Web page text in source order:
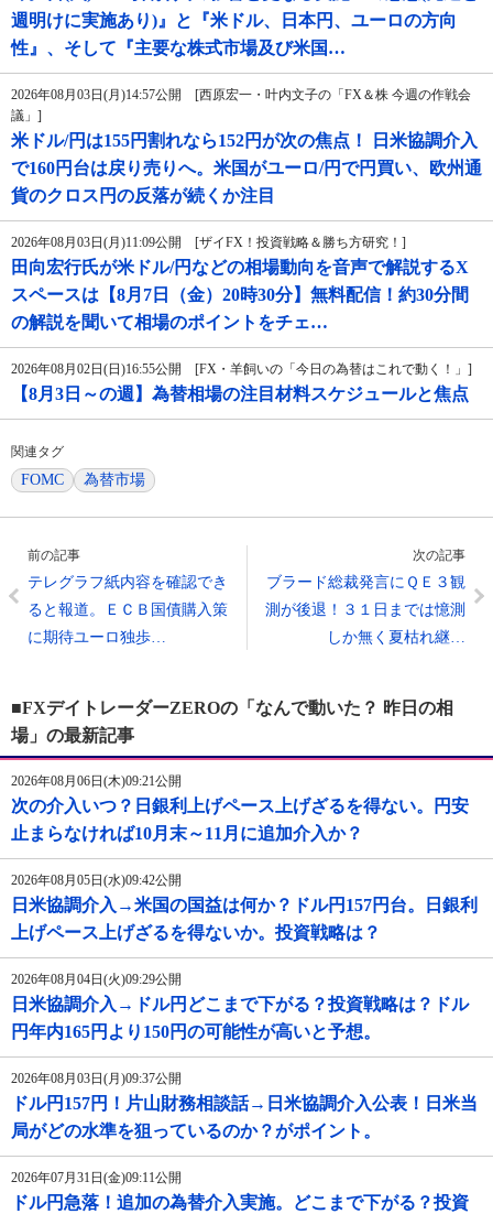
週明けに実施あり)』と『米ドル、日本円、ユーロの方向
性』、そして『主要な株式市場及び米国…
2026年08月03日(月)14:57公開 [西原宏一・叶内文子の「FX＆株 今週の作戦会
議」]
米ドル/円は155円割れなら152円が次の焦点！ 日米協調介入
で160円台は戻り売りへ。米国がユーロ/円で円買い、欧州通
貨のクロス円の反落が続くか注目
2026年08月03日(月)11:09公開 [ザイFX！投資戦略＆勝ち方研究！]
田向宏行氏が米ドル/円などの相場動向を音声で解説するX
スペースは【8月7日（金）20時30分】無料配信！約30分間
の解説を聞いて相場のポイントをチェ…
2026年08月02日(日)16:55公開 [FX・羊飼いの「今日の為替はこれで動く！」]
【8月3日～の週】為替相場の注目材料スケジュールと焦点
関連タグ
FOMC 為替市場
前の記事
テレグラフ紙内容を確認でき
ると報道。ＥＣＢ国債購入策
に期待ユーロ独歩…
次の記事
ブラード総裁発言にＱＥ３観
測が後退！３１日までは憶測
しか無く夏枯れ継…
■FXデイトレーダーZEROの「なんで動いた？ 昨日の相
場」の最新記事
2026年08月06日(木)09:21公開
次の介入いつ？日銀利上げペース上げざるを得ない。円安
止まらなければ10月末～11月に追加介入か？
2026年08月05日(水)09:42公開
日米協調介入→米国の国益は何か？ドル円157円台。日銀利
上げペース上げざるを得ないか。投資戦略は？
2026年08月04日(火)09:29公開
日米協調介入→ドル円どこまで下がる？投資戦略は？ドル
円年内165円より150円の可能性が高いと予想。
2026年08月03日(月)09:37公開
ドル円157円！片山財務相談話→日米協調介入公表！日米当
局がどの水準を狙っているのか？がポイント。
2026年07月31日(金)09:11公開
ドル円急落！追加の為替介入実施。どこまで下がる？投資